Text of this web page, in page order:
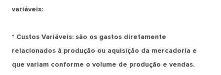
variáveis:
* Custos Variáveis: são os gastos diretamente
relacionados à produção ou aquisição da mercadoria e
que variam conforme o volume de produção e vendas.